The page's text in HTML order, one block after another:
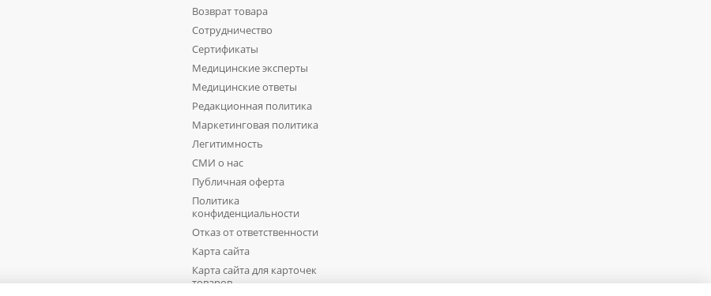
Возврат товара
Сотрудничество
Сертификаты
Медицинские эксперты
Медицинские ответы
Редакционная политика
Маркетинговая политика
Легитимность
СМИ о нас
Публичная оферта
Политика
конфиденциальности
Отказ от ответственности
Карта сайта
Карта сайта для карточек
товаров